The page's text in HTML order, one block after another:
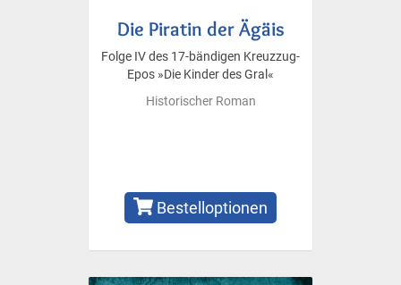
Die Piratin der Ägäis
Folge IV des 17-bändigen Kreuzzug-
Epos »Die Kinder des Gral«
Historischer Roman
Bestelloptionen